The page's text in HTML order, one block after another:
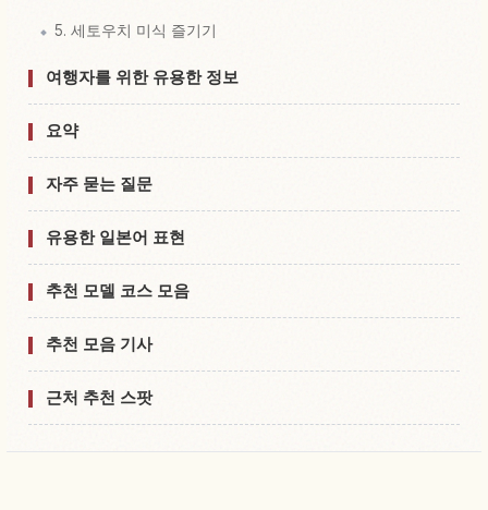
5. 세토우치 미식 즐기기
여행자를 위한 유용한 정보
요약
자주 묻는 질문
유용한 일본어 표현
추천 모델 코스 모음
추천 모음 기사
근처 추천 스팟